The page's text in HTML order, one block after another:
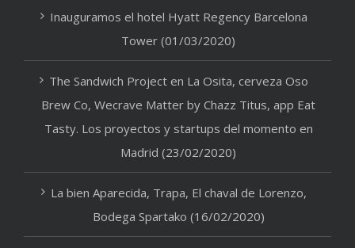
Inauguramos el hotel Hyatt Regency Barcelona
Tower (01/03/2020)
The Sandwich Project en La Osita, cerveza Oso
Brew Co, Wecrave Matter by Chazz Titus, app Eat
Tasty. Los proyectos y startups del momento en
Madrid (23/02/2020)
La bien Aparecida, Trapa, El chaval de Lorenzo,
Bodega Spartako (16/02/2020)